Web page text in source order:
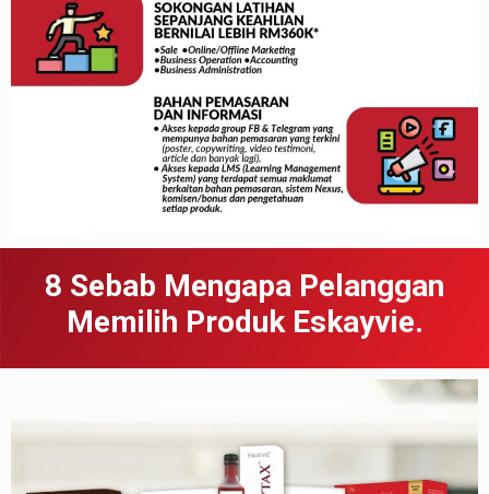
8 Sebab Mengapa Pelanggan
Memilih Produk Eskayvie.